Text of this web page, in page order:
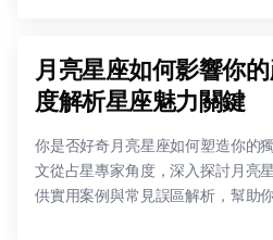
月亮星座如何影響你
度解析星座魅力關鍵
你是否好奇月亮星座如何塑造你的
文從占星專家角度，深入探討月亮
供實用案例與常見誤區解析，幫助